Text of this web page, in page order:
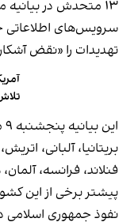
۱۳ متحدش در
سرویس‌های اطلاعاتی
تهدیدات را «نقض
بریتانیا، آلبانی،
فنلاند، فرانسه،
پیشتر برخی از این
نفوذ جمهوری اسلامی